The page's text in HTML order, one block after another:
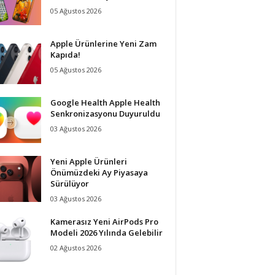
05 Ağustos 2026
Apple Ürünlerine Yeni Zam
Kapıda!
05 Ağustos 2026
Google Health Apple Health
Senkronizasyonu Duyuruldu
03 Ağustos 2026
Yeni Apple Ürünleri
Önümüzdeki Ay Piyasaya
Sürülüyor
03 Ağustos 2026
Kamerasız Yeni AirPods Pro
Modeli 2026 Yılında Gelebilir
02 Ağustos 2026